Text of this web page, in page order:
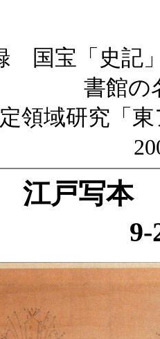
国宝「史記
書館の
領域研究「
江戸
9-